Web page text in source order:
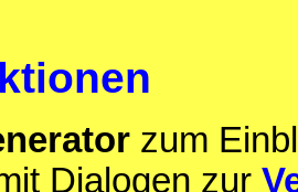
zum
Dialogen zur